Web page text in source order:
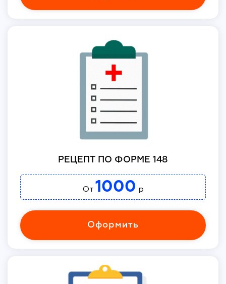
РЕЦЕПТ ПО ФОРМЕ 148
От 1000 р
Оформить